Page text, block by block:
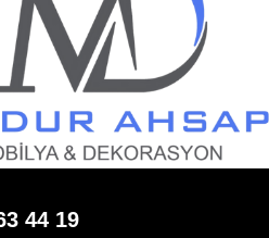
44 19